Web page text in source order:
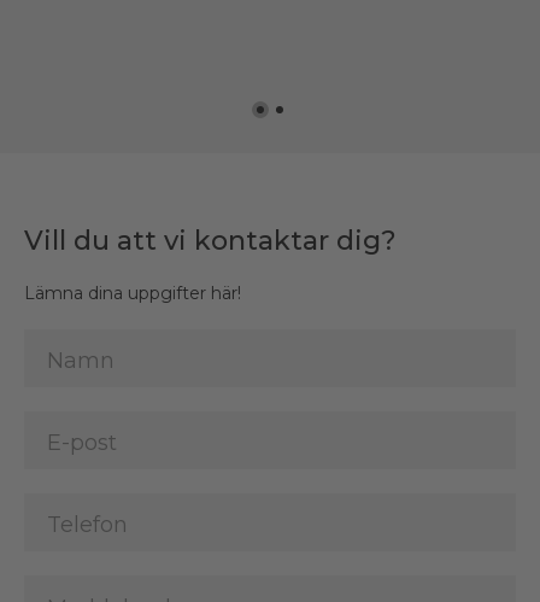
Vill du att vi kontaktar dig?
Lämna dina uppgifter här!